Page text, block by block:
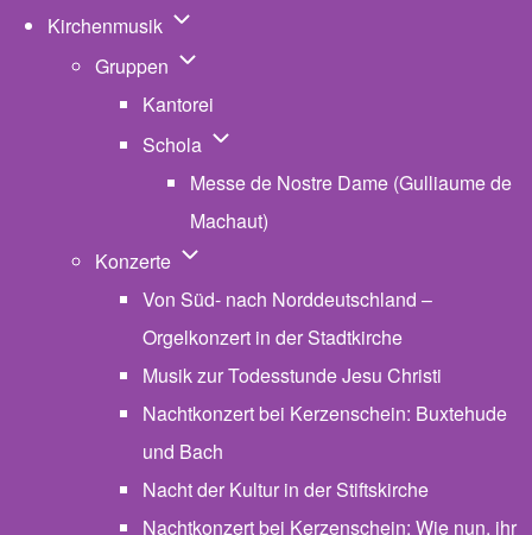
Kirchenmusik Unternavigation von Kirchenmusik
Gruppen Unternavigation von Gruppen
Kantorei
Schola Unternavigation von Schola
Messe de Nostre Dame (Gulliaume de
Machaut)
Konzerte Unternavigation von Konzerte
Von Süd- nach Norddeutschland –
Orgelkonzert in der Stadtkirche
Musik zur Todesstunde Jesu Christi
Nachtkonzert bei Kerzenschein: Buxtehude
und Bach
Nacht der Kultur in der Stiftskirche
Nachtkonzert bei Kerzenschein: Wie nun, ihr